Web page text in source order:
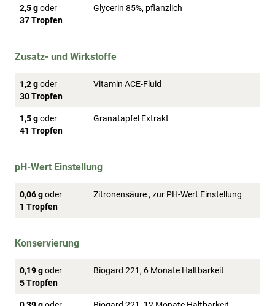
2,5 goder
37 Tropfen
Glycerin 85%, pflanzlich
Zusatz- und Wirkstoffe
1,2 goder
30 Tropfen
Vitamin ACE-Fluid
1,5 goder
41 Tropfen
Granatapfel Extrakt
pH-Wert Einstellung
0,06 goder
1 Tropfen
Zitronensäure , zur PH-Wert Einstellung
Konservierung
0,19 goder
5 Tropfen
Biogard 221, 6 Monate Haltbarkeit